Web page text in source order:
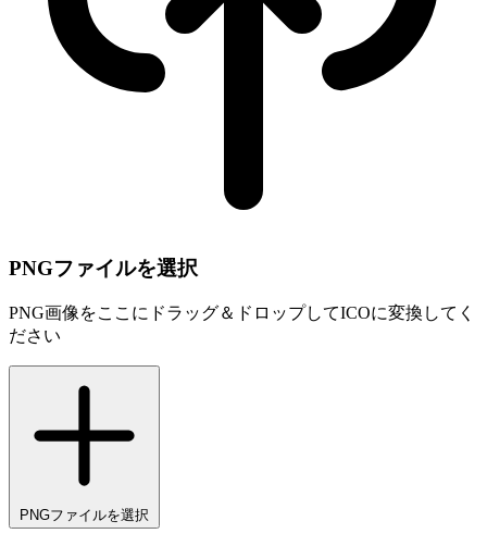
PNGファイルを選択
PNG画像をここにドラッグ＆ドロップしてICOに変換してく
ださい
PNGファイルを選択